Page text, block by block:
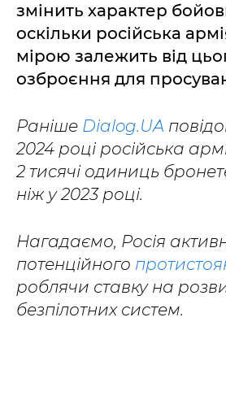
змінить характер
оскільки російська
мірою залежить від
озброєння для
Раніше Dialog.UA
2024 році російська
2 тисячі одиниць
ніж у 2023 році.
Нагадаємо, Росія
потенційного
роблячи ставку на
безпілотних систем.